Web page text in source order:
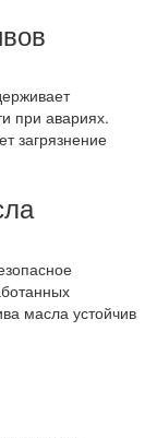
при авариях.
загрязнение
масла устойчив